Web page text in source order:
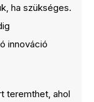
ha szükséges.
innováció
teremthet, ahol